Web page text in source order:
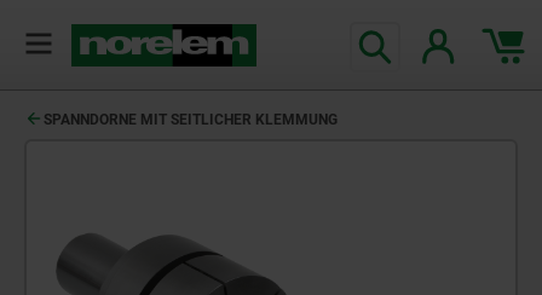
SPANNDORNE MIT SEITLICHER KLEMMUNG